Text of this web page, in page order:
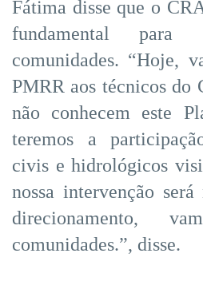
Fátima disse que o
fundamental
comunidades. “Hoje,
PMRR aos técnicos do
não conhecem este
teremos a
civis e hidrológicos
nossa intervenção
direcionamento,
comunidades.”, disse.